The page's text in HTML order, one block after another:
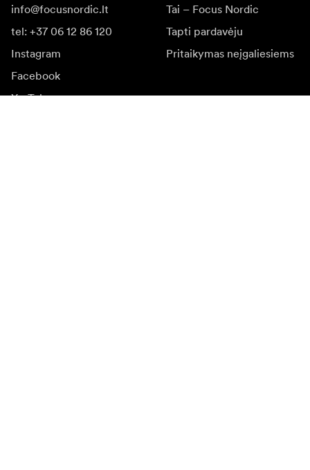
info@focusnordic.lt
tel: +37 06 12 86 120
Instagram
Facebook
YouTube
Tai – Focus Nordic
Tapti pardavėju
Pritaikymas neįgaliesiems